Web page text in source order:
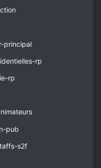
principal
rp
rp
pub
s2f